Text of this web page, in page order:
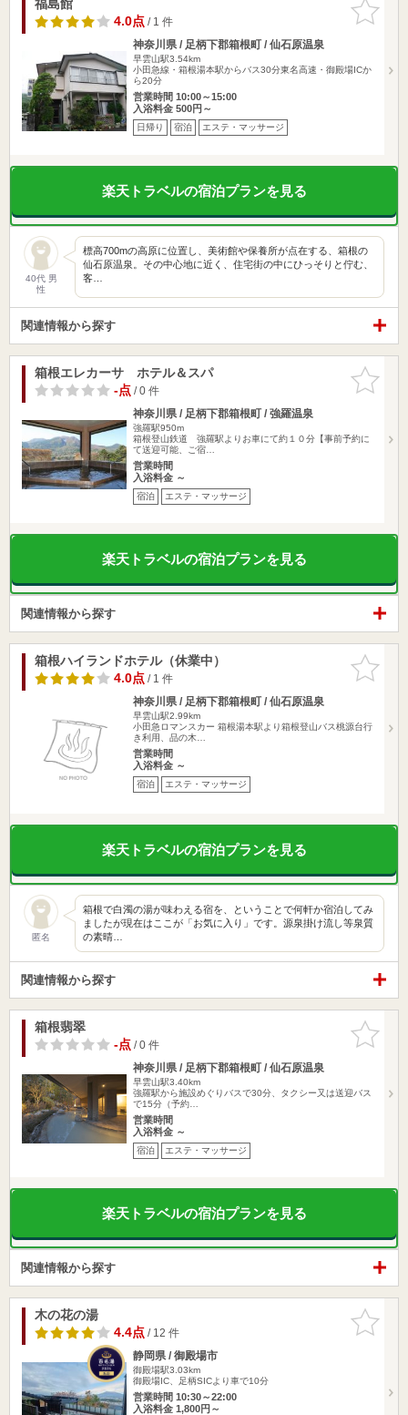
お気に入
りに追加
福島館
4.0点/ 1 件
神奈川県 / 足柄下郡箱根町 / 仙石原温泉
早雲山駅3.54km
小田急線・箱根湯本駅からバス30分東名高速・御殿場ICか
ら20分
営業時間 10:00～15:00
入浴料金 500円～
日帰り 宿泊 エステ・マッサージ
楽天トラベルの宿泊プランを見る
40代 男
性
標高700mの高原に位置し、美術館や保養所が点在する、箱根の
仙石原温泉。その中心地に近く、住宅街の中にひっそりと佇む、
客…
関連情報から探す
お気に入
りに追加
箱根エレカーサ ホテル＆スパ
-点/ 0 件
神奈川県 / 足柄下郡箱根町 / 強羅温泉
強羅駅950m
箱根登山鉄道 強羅駅よりお車にて約１０分【事前予約に
て送迎可能、ご宿…
営業時間
入浴料金 ～
宿泊 エステ・マッサージ
楽天トラベルの宿泊プランを見る
関連情報から探す
お気に入
りに追加
箱根ハイランドホテル（休業中）
4.0点/ 1 件
神奈川県 / 足柄下郡箱根町 / 仙石原温泉
早雲山駅2.99km
小田急ロマンスカー 箱根湯本駅より箱根登山バス桃源台行
き利用、品の木…
営業時間
入浴料金 ～
宿泊 エステ・マッサージ
楽天トラベルの宿泊プランを見る
匿名
箱根で白濁の湯が味わえる宿を、ということで何軒か宿泊してみ
ましたが現在はここが「お気に入り」です。源泉掛け流し等泉質
の素晴…
関連情報から探す
お気に入
りに追加
箱根翡翠
-点/ 0 件
神奈川県 / 足柄下郡箱根町 / 仙石原温泉
早雲山駅3.40km
強羅駅から施設めぐりバスで30分、タクシー又は送迎バス
で15分（予約…
営業時間
入浴料金 ～
宿泊 エステ・マッサージ
楽天トラベルの宿泊プランを見る
関連情報から探す
お気に入
りに追加
木の花の湯
4.4点/ 12 件
静岡県 / 御殿場市
御殿場駅3.03km
御殿場IC、足柄SICより車で10分
営業時間 10:30～22:00
入浴料金 1,800円～